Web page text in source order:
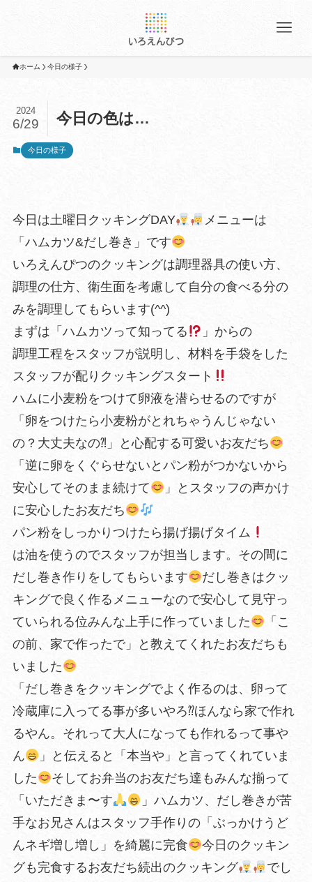
ホーム 今日の様子
今日の色は…
2024
6/29
今日の様子
今日は土曜日クッキングDAY
メニューは
「ハムカツ&だし巻き」です
いろえんぴつのクッキングは調理器具の使い方、
調理の仕方、衛生面を考慮して自分の食べる分の
みを調理してもらいます(^^)
まずは「ハムカツって知ってる
」からの
調理工程をスタッフが説明し、材料を手袋をした
スタッフが配りクッキングスタート
ハムに小麦粉をつけて卵液を潜らせるのですが
「卵をつけたら小麦粉がとれちゃうんじゃない
の？大丈夫なの⁈」と心配する可愛いお友だち
「逆に卵をくぐらせないとパン粉がつかないから
安心してそのまま続けて
」とスタッフの声かけ
に安心したお友だち
パン粉をしっかりつけたら揚げ揚げタイム
は油を使うのでスタッフが担当します。その間に
だし巻き作りをしてもらいます
だし巻きはクッ
キングで良く作るメニューなので安心して見守っ
ていられる位みんな上手に作っていました
「こ
の前、家で作ったで」と教えてくれたお友だちも
いました
「だし巻きをクッキングでよく作るのは、卵って
冷蔵庫に入ってる事が多いやろ⁇ほんなら家で作れ
るやん。それって大人になっても作れるって事や
ん
」と伝えると「本当や」と言ってくれていま
した
そしてお弁当のお友だち達もみんな揃って
「いただきま〜す
」ハムカツ、だし巻きが苦
手なお兄さんはスタッフ手作りの「ぶっかけうど
んネギ増し増し」を綺麗に完食
今日のクッキン
グも完食するお友だち続出のクッキング
でし